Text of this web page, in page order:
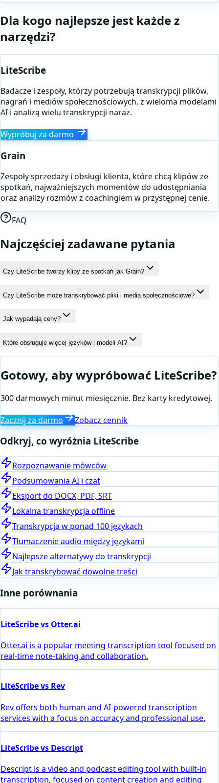
Dla kogo najlepsze jest każde z
narzędzi?
LiteScribe
Badacze i zespoły, którzy potrzebują transkrypcji plików,
nagrań i mediów społecznościowych, z wieloma modelami
AI i analizą wielu transkrypcji naraz.
Wypróbuj za darmo
Grain
Zespoły sprzedaży i obsługi klienta, które chcą klipów ze
spotkań, najważniejszych momentów do udostępniania
oraz analizy rozmów z coachingiem w przystępnej cenie.
FAQ
Najczęściej zadawane pytania
Czy LiteScribe tworzy klipy ze spotkań jak Grain?
Czy LiteScribe może transkrybować pliki i media społecznościowe?
Jak wypadają ceny?
Które obsługuje więcej języków i modeli AI?
Gotowy, aby wypróbować LiteScribe?
300 darmowych minut miesięcznie. Bez karty kredytowej.
Zacznij za darmo Zobacz cennik
Odkryj, co wyróżnia LiteScribe
Rozpoznawanie mówców
Podsumowania AI i czat
Eksport do DOCX, PDF, SRT
Lokalna transkrypcja offline
Transkrypcja w ponad 100 językach
Tłumaczenie audio między językami
Najlepsze alternatywy do transkrypcji
Jak transkrybować dowolne treści
Inne porównania
LiteScribe vs Otter.ai
Otter.ai is a popular meeting transcription tool focused on
real-time note-taking and collaboration.
LiteScribe vs Rev
Rev offers both human and AI-powered transcription
services with a focus on accuracy and professional use.
LiteScribe vs Descript
Descript is a video and podcast editing tool with built-in
transcription, focused on content creation and editing